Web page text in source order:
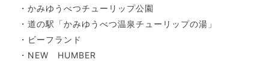
・かみゆうべつチューリップ公園
・道の駅「かみゆうべつ温泉チューリップの湯」
・ビーフランド
・NEW HUMBER